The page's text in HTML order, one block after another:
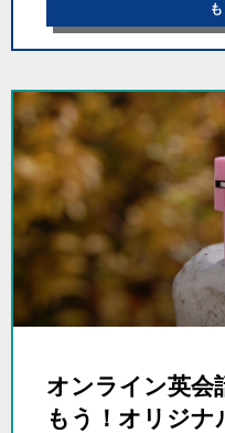
オンライン英会
もう！オリジナ